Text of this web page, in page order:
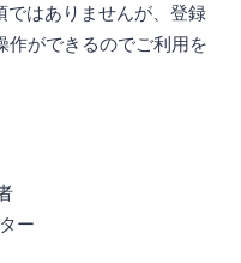
ありませんが、登録
作ができるのでご利用を
ー